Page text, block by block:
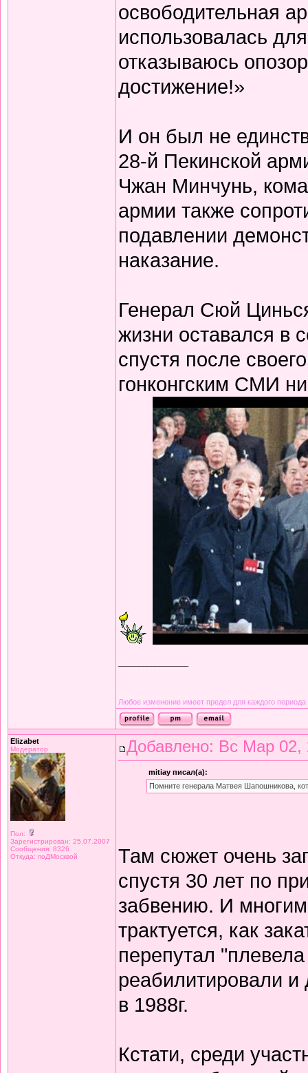
освободительная
использовалась
отказываюсь
достижение!»
И он был не
28-й Пекинской
Чжан Минчунь,
армии также
подавлении
наказание.
Генерал Сюй
жизни оставался в
спустя после
гонконгским СМИ
Любое изменение имеет предел для каждого периода
Elizabet
Модератор
Пол:
Зарегистрирован: 25.07.2007
Сообщения: 8326
Откуда: поДМосквой
Добавлено: Вс Мар 02,
mitiay писал(а):
Помните генерала Матвея Шапошникова,
Там сюжет очень
спустя 30 лет по
забвению. И
трактуется, как
перепутал
реабилитировали
в 1988г.
Кстати, среди